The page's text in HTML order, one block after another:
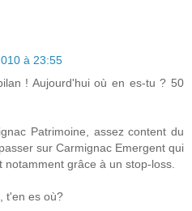
à 23:55
! Aujourd'hui où en es-tu ? 50
Patrimoine, assez content du
sur Carmignac Emergent qui
grâce à un stop-loss.
t'en es où?